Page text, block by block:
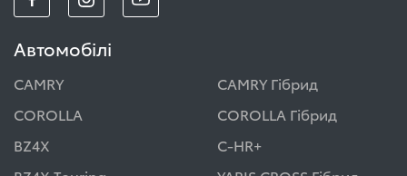
Автомобілі
CAMRY
CAMRY Гібрид
COROLLA
COROLLA Гібрид
BZ4X
C-HR+